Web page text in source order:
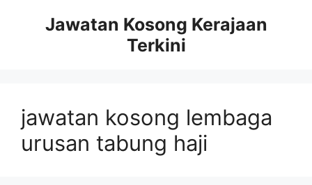
Jawatan Kosong Kerajaan
Terkini
jawatan kosong lembaga
urusan tabung haji